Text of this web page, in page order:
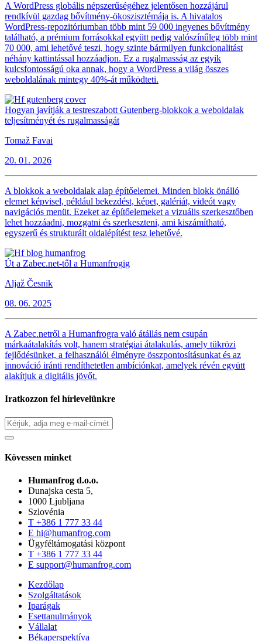
A WordPress globális népszerűségéhez jelentősen hozzájárul
rendkívül gazdag bővítmény-ökoszisztémája is. A hivatalos
WordPress-repozitóriumban több mint 59 000 ingyenes bővítmény
található, a prémium forrásokkal együtt pedig valószínűleg több mint
70 000, ami lehetővé teszi, hogy szinte bármilyen funkcionalitást
néhány kattintással hozzáadjon. Ez a rugalmasság az egyik
kulcsfontosságú oka annak, hogy a WordPress a világ összes
weboldalának mintegy 40%-át működteti.
Hogyan javítják a testreszabott Gutenberg-blokkok a weboldalak
teljesítményét és rugalmasságát
Tomaž Favai
20. 01. 2026
A blokkok a weboldalak alap építőelemei. Minden blokk önálló
elemet képvisel, például bekezdést, képet, galériát, videót vagy
navigációs menüt. Ezeket az építőelemeket a vizuális szerkesztőben
lehet hozzáadni, mozgatni és szerkeszteni, ami kiszámítható,
egyszerű és strukturált oldalépítést tesz lehetővé.
Út a Zabec.net-től a Humanfrogig
Aljaž Česnik
08. 06. 2025
A Zabec.netről a Humanfrogra való átállás nem csupán
márkaátalakítás volt, hanem stratégiai átalakulás, amely tükrözi
fejlődésünket, a felhasználói élményre összpontosításunkat és az
innováció iránti rendíthetetlen ambíciónkat, amelyek révén együtt
alakítjuk a digitális jövőt.
Iratkozzon fel hírlevelünkre
Kövessen minket
Humanfrog d.o.o.
Dunajska cesta 5,
1000 Ljubljana
Szlovénia
T +386 1 777 33 44
E hi@humanfrog.com
Ügyféltámogatási központ
T +386 1 777 33 44
E support@humanfrog.com
Kezdőlap
Szolgáltatások
Iparágak
Esettanulmányok
Vállalat
Békaperspektíva